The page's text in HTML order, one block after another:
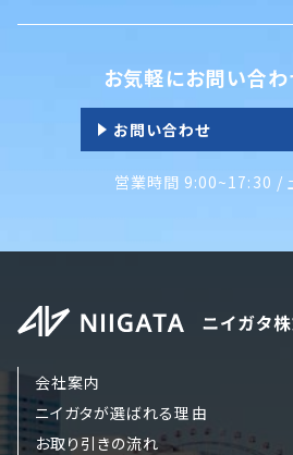
お気軽にお問い合わ
お問い合わせ
営業時間 9:00~17:30 /
会社案内
ニイガタが選ばれる理由
お取り引きの流れ